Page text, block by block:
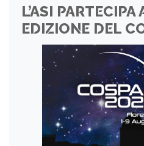
L’ASI
EDIZIONE DEL